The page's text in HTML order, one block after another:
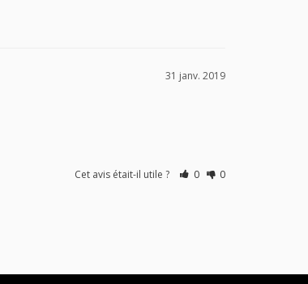
31 janv. 2019
Cet avis était-il utile ? 0 0